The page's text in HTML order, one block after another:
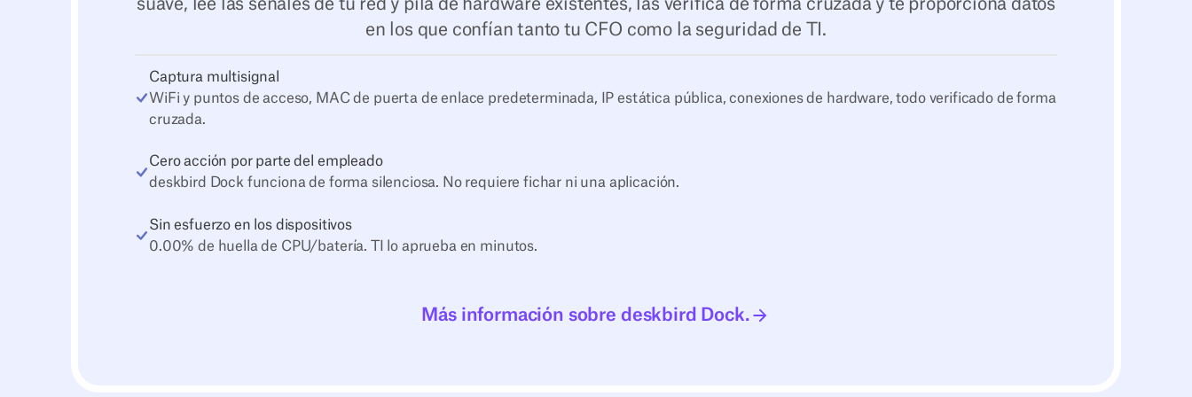
suave, lee las señales de tu red y pila de hardware existentes, las verifica de forma cruzada y te proporciona datos
en los que confían tanto tu CFO como la seguridad de TI.
Captura multisignal
WiFi y puntos de acceso, MAC de puerta de enlace predeterminada, IP estática pública, conexiones de hardware, todo verificado de forma
cruzada.
Cero acción por parte del empleado
deskbird Dock funciona de forma silenciosa. No requiere fichar ni una aplicación.
Sin esfuerzo en los dispositivos
0.00% de huella de CPU/batería. TI lo aprueba en minutos.
Más información sobre deskbird Dock.
Más información sobre deskbird Dock.